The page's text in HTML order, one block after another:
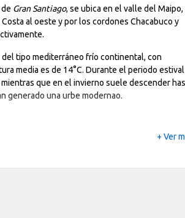
Gran Santiago, se ubica en el valle del Maipo,
al oeste y por los cordones Chacabuco y
tipo mediterráneo frío continental, con
media es de 14°C. Durante el periodo
que en el invierno suele descender
generado una urbe modernao.
+ Ver